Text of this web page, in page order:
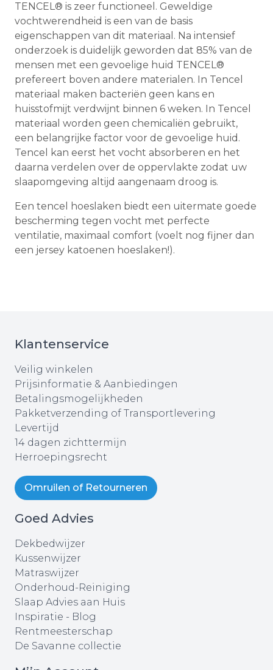
TENCEL® is zeer functioneel. Geweldige
vochtwerendheid is een van de basis
eigenschappen van dit materiaal. Na intensief
onderzoek is duidelijk geworden dat 85% van de
mensen met een gevoelige huid TENCEL®
prefereert boven andere materialen. In Tencel
materiaal maken bacteriën geen kans en
huisstofmijt verdwijnt binnen 6 weken. In Tencel
materiaal worden geen chemicaliën gebruikt,
een belangrijke factor voor de gevoelige huid.
Tencel kan eerst het vocht absorberen en het
daarna verdelen over de oppervlakte zodat uw
slaapomgeving altijd aangenaam droog is.
Een tencel hoeslaken biedt een uitermate goede
bescherming tegen vocht met perfecte
ventilatie, maximaal comfort (voelt nog fijner dan
een jersey katoenen hoeslaken!).
Klantenservice
Veilig winkelen
Prijsinformatie & Aanbiedingen
Betalingsmogelijkheden
Pakketverzending of Transportlevering
Levertijd
14 dagen zichttermijn
Herroepingsrecht
Omruilen of Retourneren
Goed Advies
Dekbedwijzer
Kussenwijzer
Matraswijzer
Onderhoud-Reiniging
Slaap Advies aan Huis
Inspiratie - Blog
Rentmeesterschap
De Savanne collectie